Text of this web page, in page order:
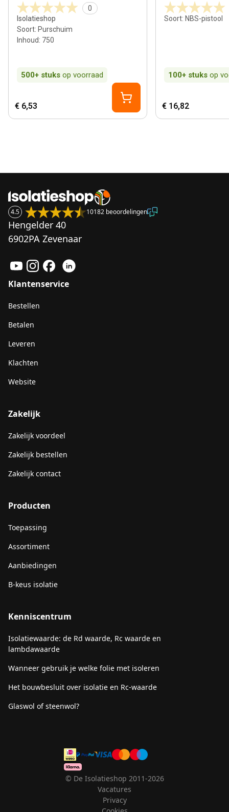
0
Isolatieshop
Soort: Purschuim
Inhoud: 750
500+ stuks op voorraad
€ 6,53
Soort: NBS-pistool
100+ stuks op
€ 16,82
4.5 10182 beoordelingen
Hengelder 40
6902PA Zevenaar
Klantenservice
Bestellen
Betalen
Leveren
Klachten
Website
Zakelijk
Zakelijk voordeel
Zakelijk bestellen
Zakelijk contact
Producten
Toepassing
Assortiment
Aanbiedingen
B-keus isolatie
Kenniscentrum
Isolatiewaarde: de Rd waarde, Rc waarde en
lambdawaarde
Wanneer gebruik je welke folie met isoleren
Het bouwbesluit over isolatie en Rc-waarde
Glaswol of steenwol?
© De Isolatieshop 2011-2026
Vacatures
Privacy